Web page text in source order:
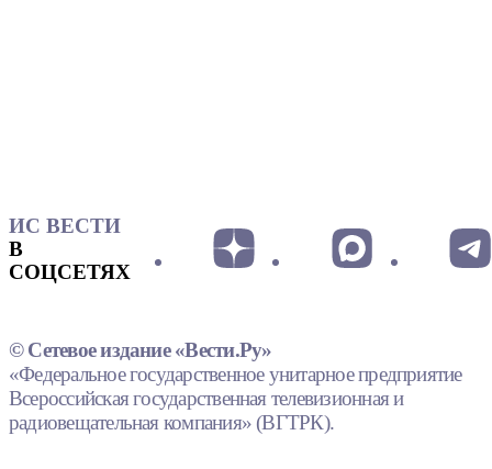
ИС ВЕСТИ
В
СОЦСЕТЯХ
© Сетевое издание «Вести.Ру»
«Федеральное государственное унитарное предприятие
Всероссийская государственная телевизионная и
радиовещательная компания» (ВГТРК).